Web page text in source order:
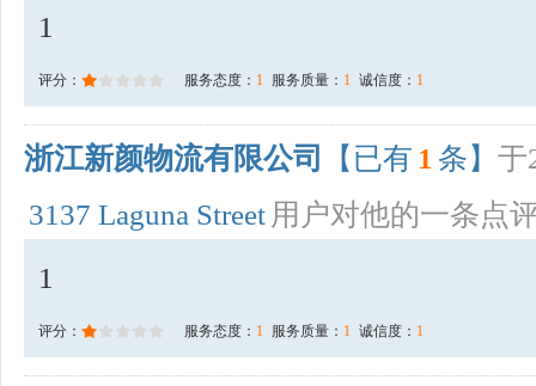
1
评分： 服务态度： 1 服务质量： 1 诚信度： 1
浙江新颜物流有限公司 【已有 1 条】 于
3137 Laguna Street 用户对他的一条点
1
评分： 服务态度： 1 服务质量： 1 诚信度： 1